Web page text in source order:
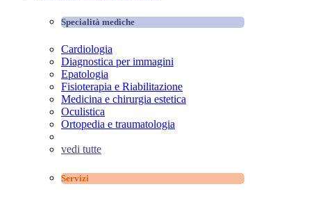
Specialità mediche
Cardiologia
Diagnostica per immagini
Epatologia
Fisioterapia e Riabilitazione
Medicina e chirurgia estetica
Oculistica
Ortopedia e traumatologia
vedi tutte
Servizi